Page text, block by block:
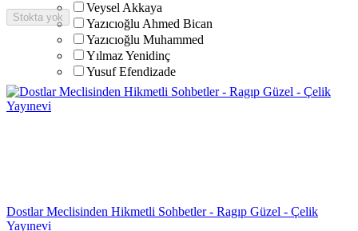
Veysel Akkaya
Yazıcıoğlu Ahmed Bican
Yazıcıoğlu Muhammed
Yılmaz Yenidinç
Yusuf Efendizade
Stokta yok
Dostlar Meclisinden Hikmetli Sohbetler - Ragıp Güzel - Çelik
Yayınevi